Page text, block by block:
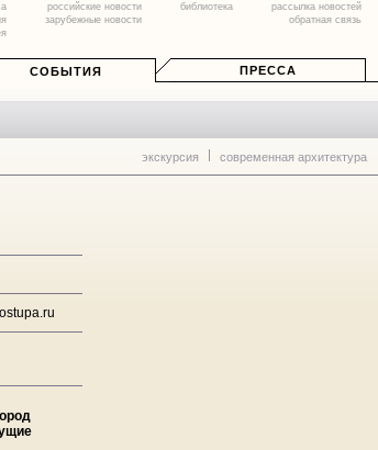
российские новости
зарубежные новости
библиотека
рассылка новостей
обратная связь
СОБЫТИЯ ПРЕССА
экскурсия современная архитектура